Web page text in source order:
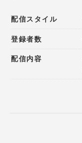
配信スタイル
登録者数
配信内容